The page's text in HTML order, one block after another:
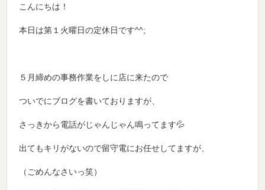
こんにちは！
本日は第１火曜日の定休日です^^;
５月締めの事務作業をしに店に来たので
ついでにブログを書いておりますが、
さっきから電話がじゃんじゃん鳴ってます💦
出てもキリがないので留守電にお任せしてますが、
（ごめんなさいっ笑）